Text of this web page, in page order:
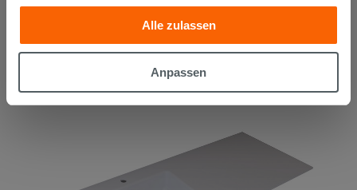
anderen Informationen, die Sie ihnen geliefert haben oder
die sie aufgrund Ihrer Verwendung ihrer Dienste
gesammelt haben, kombinieren. Falls Sie mehr wissen
möchten oder Ihre Zustimmung zu allen oder einigen
Zustimmung kann durch Klicken auf die Schaltfläche
die Schaltfläche "X" klicken, können Sie das Surfen erst
nach der Installation der technischen Cookies fortsetzen.
Alle zulassen
Anpassen
962,92 € /STK.1.283,90 € -25,00%
Im Geschäft oder über den Kundenservice bestellbar